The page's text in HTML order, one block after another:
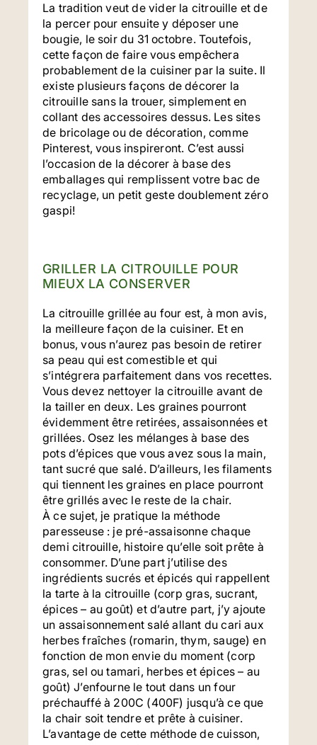
La tradition veut de vider la citrouille et de
la percer pour ensuite y déposer une
bougie, le soir du 31 octobre. Toutefois,
cette façon de faire vous empêchera
probablement de la cuisiner par la suite. Il
existe plusieurs façons de décorer la
citrouille sans la trouer, simplement en
collant des accessoires dessus. Les sites
de bricolage ou de décoration, comme
Pinterest, vous inspireront. C’est aussi
l’occasion de la décorer à base des
emballages qui remplissent votre bac de
recyclage, un petit geste doublement zéro
gaspi!
GRILLER LA CITROUILLE POUR
MIEUX LA CONSERVER
La citrouille grillée au four est, à mon avis,
la meilleure façon de la cuisiner. Et en
bonus, vous n’aurez pas besoin de retirer
sa peau qui est comestible et qui
s’intégrera parfaitement dans vos recettes.
Vous devez nettoyer la citrouille avant de
la tailler en deux. Les graines pourront
évidemment être retirées, assaisonnées et
grillées. Osez les mélanges à base des
pots d’épices que vous avez sous la main,
tant sucré que salé. D’ailleurs, les filaments
qui tiennent les graines en place pourront
être grillés avec le reste de la chair.
À ce sujet, je pratique la méthode
paresseuse : je pré-assaisonne chaque
demi citrouille, histoire qu’elle soit prête à
consommer. D’une part j’utilise des
ingrédients sucrés et épicés qui rappellent
la tarte à la citrouille (corp gras, sucrant,
épices – au goût) et d’autre part, j’y ajoute
un assaisonnement salé allant du cari aux
herbes fraîches (romarin, thym, sauge) en
fonction de mon envie du moment (corp
gras, sel ou tamari, herbes et épices – au
goût) J’enfourne le tout dans un four
préchauffé à 200C (400F) jusqu’à ce que
la chair soit tendre et prête à cuisiner.
L’avantage de cette méthode de cuisson,